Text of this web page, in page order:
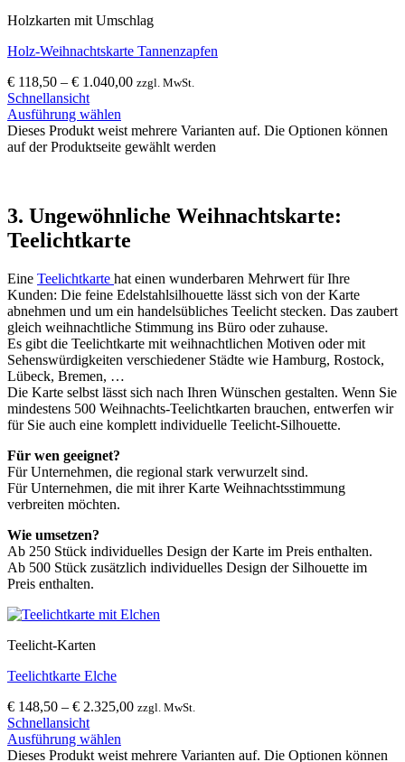
Holzkarten mit Umschlag
Holz-Weihnachtskarte Tannenzapfen
€ 118,50 – € 1.040,00 zzgl. MwSt.
Schnellansicht
Ausführung wählen
Dieses Produkt weist mehrere Varianten auf. Die Optionen können
auf der Produktseite gewählt werden
3. Ungewöhnliche Weihnachtskarte:
Teelichtkarte
Eine Teelichtkarte hat einen wunderbaren Mehrwert für Ihre
Kunden: Die feine Edelstahlsilhouette lässt sich von der Karte
abnehmen und um ein handelsübliches Teelicht stecken. Das zaubert
gleich weihnachtliche Stimmung ins Büro oder zuhause.
Es gibt die Teelichtkarte mit weihnachtlichen Motiven oder mit
Sehenswürdigkeiten verschiedener Städte wie Hamburg, Rostock,
Lübeck, Bremen, …
Die Karte selbst lässt sich nach Ihren Wünschen gestalten. Wenn Sie
mindestens 500 Weihnachts-Teelichtkarten brauchen, entwerfen wir
für Sie auch eine komplett individuelle Teelicht-Silhouette.
Für wen geeignet?
Für Unternehmen, die regional stark verwurzelt sind.
Für Unternehmen, die mit ihrer Karte Weihnachtsstimmung
verbreiten möchten.
Wie umsetzen?
Ab 250 Stück individuelles Design der Karte im Preis enthalten.
Ab 500 Stück zusätzlich individuelles Design der Silhouette im
Preis enthalten.
Teelicht-Karten
Teelichtkarte Elche
€ 148,50 – € 2.325,00 zzgl. MwSt.
Schnellansicht
Ausführung wählen
Dieses Produkt weist mehrere Varianten auf. Die Optionen können